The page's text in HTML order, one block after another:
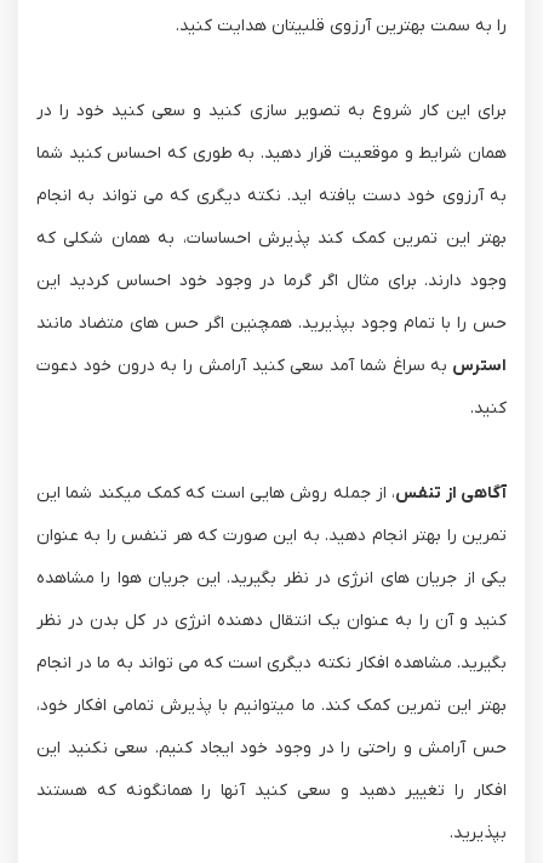
را به سمت بهترین آرزوی قلبیتان هدایت کنید.
برای این کار شروع به تصویر سازی کنید و سعی کنید خود را در
همان شرایط و موقعیت قرار دهید. به طوری که احساس کنید شما
به آرزوی خود دست یافته اید. نکته دیگری که می تواند به انجام
بهتر این تمرین کمک کند پذیرش احساسات، به همان شکلی که
وجود دارند. برای مثال اگر گرما در وجود خود احساس کردید این
حس را با تمام وجود بپذیرید. همچنین اگر حس های متضاد مانند
استرس به سراغ شما آمد سعی کنید آرامش را به درون خود دعوت
کنید.
آگاهی از تنفس، از جمله روش هایی است که کمک میکند شما این
تمرین را بهتر انجام دهید. به این صورت که هر تنفس را به عنوان
یکی از جریان های انرژی در نظر بگیرید. این جریان هوا را مشاهده
کنید و آن را به عنوان یک انتقال دهنده انرژی در کل بدن در نظر
بگیرید. مشاهده افکار نکته دیگری است که می تواند به ما در انجام
بهتر این تمرین کمک کند. ما میتوانیم با پذیرش تمامی افکار خود،
حس آرامش و راحتی را در وجود خود ایجاد کنیم. سعی نکنید این
افکار را تغییر دهید و سعی کنید آنها را همانگونه که هستند
بپذیرید.